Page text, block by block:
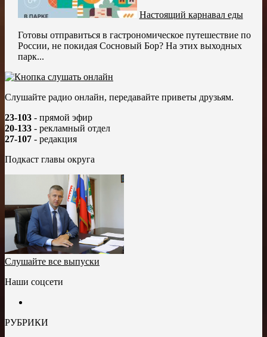
Настоящий карнавал еды
Готовы отправиться в гастрономическое путешествие по
России, не покидая Сосновый Бор? На этих выходных
парк...
Слушайте радио онлайн, передавайте приветы друзьям.
23-103 - прямой эфир
20-133 - рекламный отдел
27-107 - редакция
Подкаст главы округа
Слушайте все выпуски
Наши соцсети
РУБРИКИ